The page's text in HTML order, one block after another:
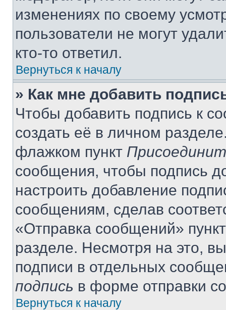
изменениях по своему
пользователи не могут
кто-то ответил.
Вернуться к началу
» Как мне добавить
Чтобы добавить подпись к
создать её в личном
флажком пункт
сообщения, чтобы подпись
настроить добавление
сообщениям, сделав
«Отправка сообщений»
разделе. Несмотря на это,
подписи в отдельных
подпись в форме отправки
Вернуться к началу